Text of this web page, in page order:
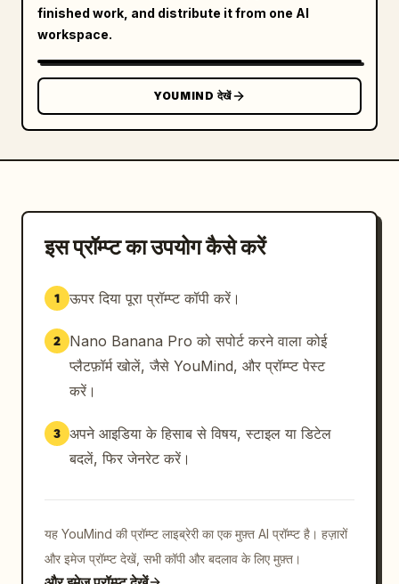
finished work, and distribute it from one AI
workspace.
YOUMIND देखें
इस प्रॉम्प्ट का उपयोग कैसे करें
1 ऊपर दिया पूरा प्रॉम्प्ट कॉपी करें।
2
Nano Banana Pro को सपोर्ट करने वाला कोई
प्लैटफ़ॉर्म खोलें, जैसे YouMind, और प्रॉम्प्ट पेस्ट
करें।
3 अपने आइडिया के हिसाब से विषय, स्टाइल या डिटेल
बदलें, फिर जेनरेट करें।
यह YouMind की प्रॉम्प्ट लाइब्रेरी का एक मुफ़्त AI प्रॉम्प्ट है। हज़ारों
और इमेज प्रॉम्प्ट देखें, सभी कॉपी और बदलाव के लिए मुफ़्त।